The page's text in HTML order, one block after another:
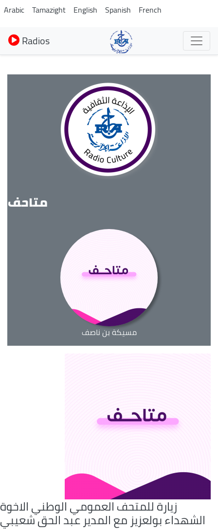
Aller
au
contenu
principal
Arabic Tamazight English Spanish French
Radios
متاحف
مسيكة بن ناصف
زيارة للمتحف العمومي الوطني الاخوة
الشهداء بولعزيز مع المدير عبد الحق شعيبي